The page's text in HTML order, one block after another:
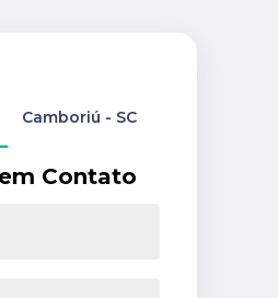
Contato
Camboriú - SC